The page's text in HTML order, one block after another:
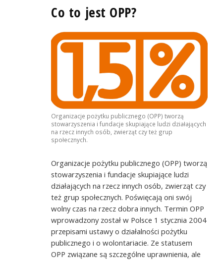
Co to jest OPP?
Organizacje pożytku publicznego (OPP) tworzą
stowarzyszenia i fundacje skupiające ludzi działających
na rzecz innych osób, zwierząt czy też grup
społecznych.
Organizacje pożytku publicznego (OPP) tworzą
stowarzyszenia i fundacje skupiające ludzi
działających na rzecz innych osób, zwierząt czy
też grup społecznych. Poświęcają oni swój
wolny czas na rzecz dobra innych. Termin OPP
wprowadzony został w Polsce 1 stycznia 2004
przepisami ustawy o działalności pożytku
publicznego i o wolontariacie. Ze statusem
OPP związane są szczególne uprawnienia, ale